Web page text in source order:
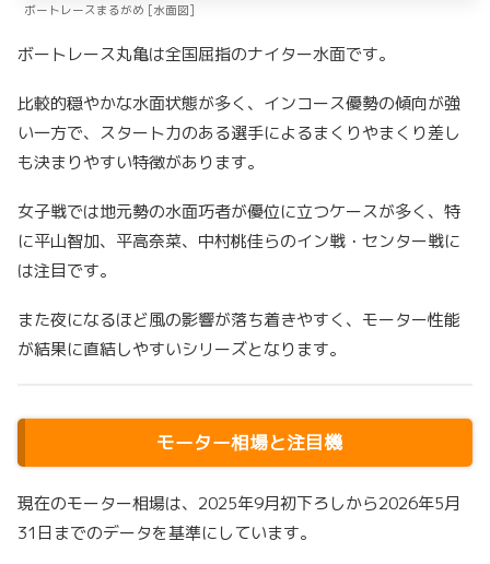
ボートレースまるがめ [水面図]
ボートレース丸亀は全国屈指のナイター水面です。
比較的穏やかな水面状態が多く、インコース優勢の傾向が強
い一方で、スタート力のある選手によるまくりやまくり差し
も決まりやすい特徴があります。
女子戦では地元勢の水面巧者が優位に立つケースが多く、特
に平山智加、平高奈菜、中村桃佳らのイン戦・センター戦に
は注目です。
また夜になるほど風の影響が落ち着きやすく、モーター性能
が結果に直結しやすいシリーズとなります。
モーター相場と注目機
現在のモーター相場は、2025年9月初下ろしから2026年5月
31日までのデータを基準にしています。